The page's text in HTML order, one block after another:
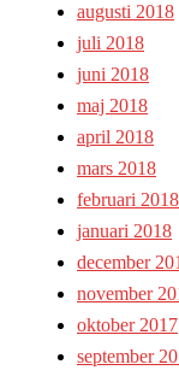
augusti 2018
juli 2018
juni 2018
maj 2018
april 2018
mars 2018
februari 2018
januari 2018
december
november
oktober 2017
september